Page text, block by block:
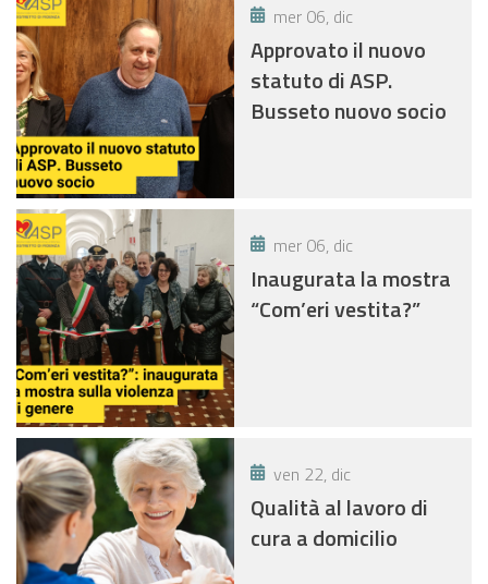
mer 06, dic
Approvato il nuovo
statuto di ASP.
Busseto nuovo socio
mer 06, dic
Inaugurata la mostra
“Com’eri vestita?”
ven 22, dic
Qualità al lavoro di
cura a domicilio